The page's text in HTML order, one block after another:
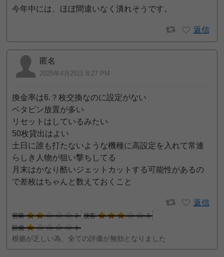
今年中には、ほぼ間違いなく潰れそうです。
返信
匿名
2025年4月25日 8:27 PM
換金率は6.？枚交換なのに設定がない
ベタピン放置が多い
リセットはしているみたい
50枚貸出はよい
土日に誰も打たないような機種に高設定を入れて常連
らしき人物が狙い撃ちしてる
月末はかなり酷いジェットカットする可能性があるの
で差枚はちゃんと数えておくこと
返信
営業 2 接客
3
設備
1
根拠が乏しい為、全ての評価が無効となりました